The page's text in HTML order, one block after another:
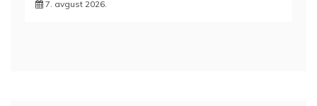
7. avgust 2026.